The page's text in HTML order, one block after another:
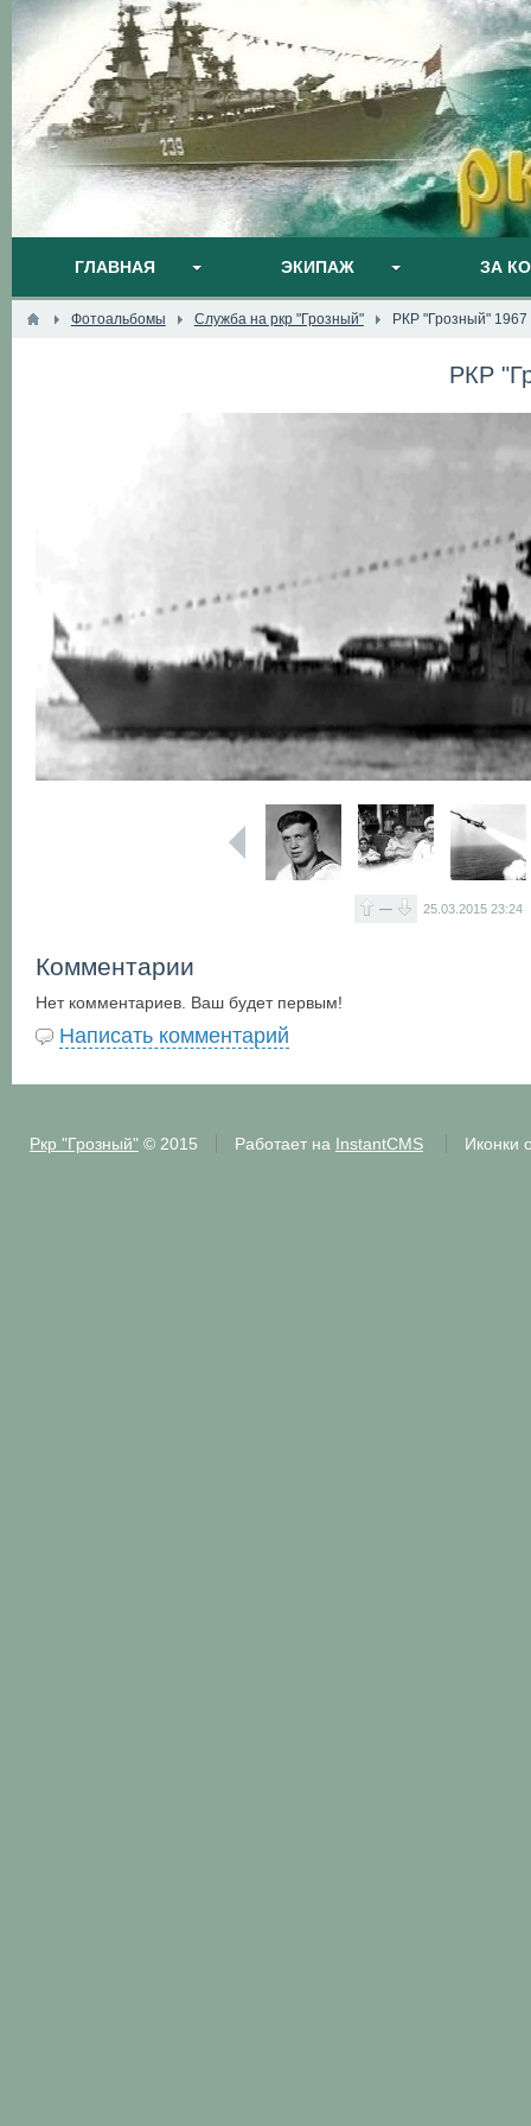
ГЛАВНАЯ ЭКИПАЖ ЗА
Фотоальбомы Служба на ркр "Грозный" РКР "Грозный" 1967
РКР
— 25.03.201523:24
Комментарии
Нет комментариев. Ваш будет первым!
Написать комментарий
Ркр "Грозный"© 2015 Работает на InstantCMS Иконки